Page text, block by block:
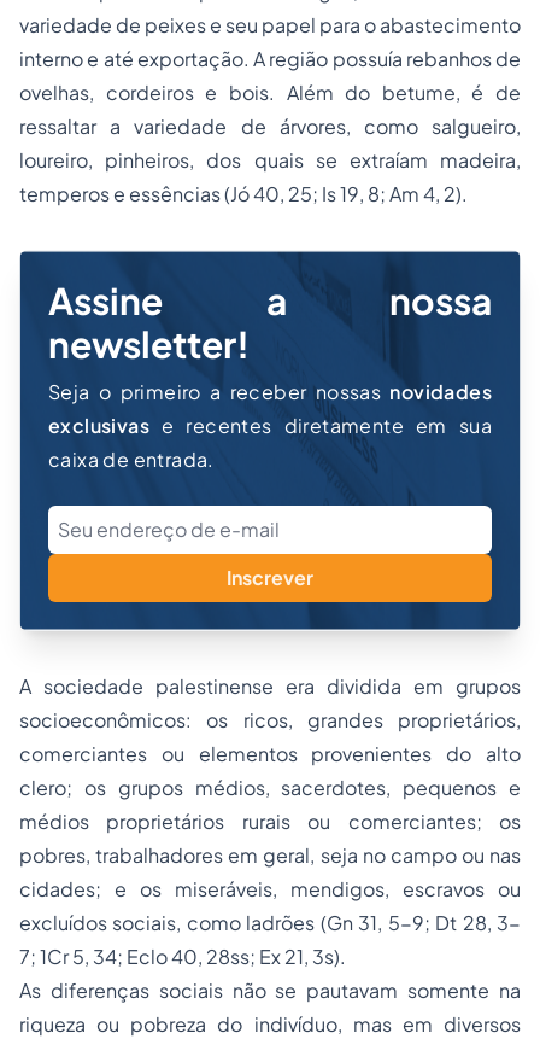
variedade de peixes e seu papel para o abastecimento
interno e até exportação. A região possuía rebanhos de
ovelhas, cordeiros e bois. Além do betume, é de
ressaltar a variedade de árvores, como salgueiro,
loureiro, pinheiros, dos quais se extraíam madeira,
temperos e essências (Jó 40, 25; Is 19, 8; Am 4, 2).
Assine a nossa
newsletter!
Seja o primeiro a receber nossas novidades
exclusivas e recentes diretamente em sua
caixa de entrada.
Inscrever
A sociedade palestinense era dividida em grupos
socioeconômicos: os ricos, grandes proprietários,
comerciantes ou elementos provenientes do alto
clero; os grupos médios, sacerdotes, pequenos e
médios proprietários rurais ou comerciantes; os
pobres, trabalhadores em geral, seja no campo ou nas
cidades; e os miseráveis, mendigos, escravos ou
excluídos sociais, como ladrões (Gn 31, 5-9; Dt 28, 3-
7; 1Cr 5, 34; Eclo 40, 28ss; Ex 21, 3s).
As diferenças sociais não se pautavam somente na
riqueza ou pobreza do indivíduo, mas em diversos